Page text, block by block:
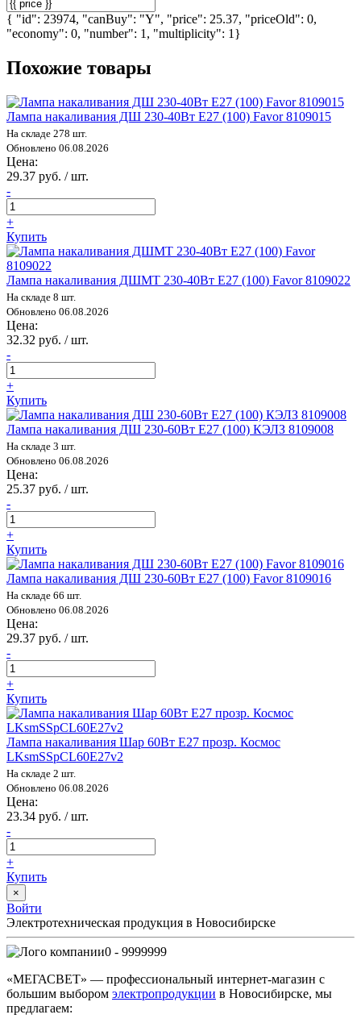
{ "id": 23974, "canBuy": "Y", "price": 25.37, "priceOld": 0,
"economy": 0, "number": 1, "multiplicity": 1}
Похожие товары
Лампа накаливания ДШ 230-40Вт E27 (100) Favor 8109015
На складе 278 шт.
Обновлено 06.08.2026
Цена:
29.37 руб. / шт.
-
+
Купить
Лампа накаливания ДШМТ 230-40Вт E27 (100) Favor 8109022
На складе 8 шт.
Обновлено 06.08.2026
Цена:
32.32 руб. / шт.
-
+
Купить
Лампа накаливания ДШ 230-60Вт E27 (100) КЭЛЗ 8109008
На складе 3 шт.
Обновлено 06.08.2026
Цена:
25.37 руб. / шт.
-
+
Купить
Лампа накаливания ДШ 230-60Вт E27 (100) Favor 8109016
На складе 66 шт.
Обновлено 06.08.2026
Цена:
29.37 руб. / шт.
-
+
Купить
Лампа накаливания Шар 60Вт E27 прозр. Космос
LKsmSSpCL60E27v2
На складе 2 шт.
Обновлено 06.08.2026
Цена:
23.34 руб. / шт.
-
+
Купить
×
Войти
Электротехническая продукция в Новосибирске
0 - 9999999
«МЕГАСВЕТ» — профессиональный интернет-магазин с
большим выбором электропродукции в Новосибирске, мы
предлагаем: